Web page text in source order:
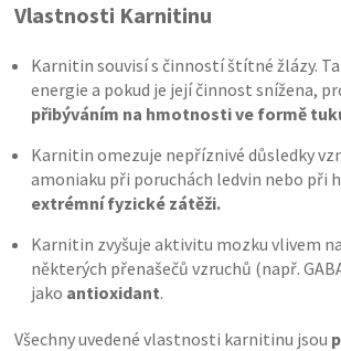
Vlastnosti Karnitinu
Karnitin souvisí s činností štítné žlázy.
energie a pokud je její činnost snížena,
přibýváním na hmotnosti ve formě
Karnitin omezuje nepříznivé důsledky
amoniaku při poruchách ledvin nebo při
extrémní fyzické zátěži.
Karnitin zvyšuje aktivitu mozku vlivem
některých přenašečů vzruchů (např.
jako antioxidant.
Všechny uvedené vlastnosti karnitinu jsou